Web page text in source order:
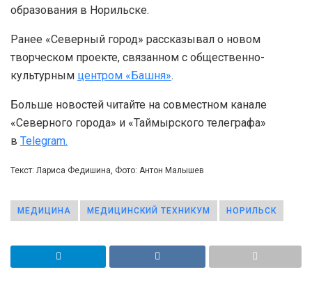
образования в Норильске.
Ранее «Северный город» рассказывал о новом
творческом проекте, связанном с общественно-
культурным центром «Башня».
Больше новостей читайте на совместном канале
«Северного города» и «Таймырского телеграфа»
в Telegram.
Текст: Лариса Федишина, Фото: Антон Малышев
МЕДИЦИНА МЕДИЦИНСКИЙ ТЕХНИКУМ НОРИЛЬСК